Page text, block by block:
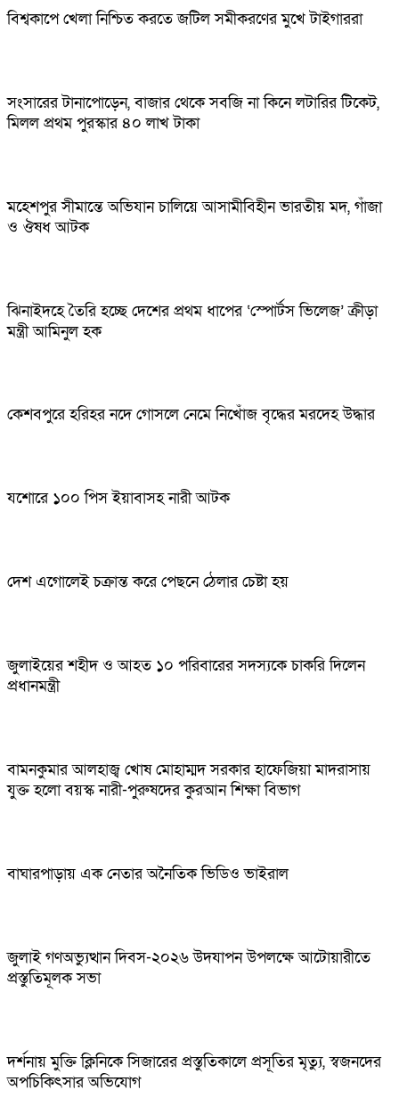
বিশ্বকাপে খেলা নিশ্চিত করতে জটিল সমীকরণের মুখে টাইগাররা
সংসারের টানাপোড়েন, বাজার থেকে সবজি না কিনে লটারির টিকেট,
মিলল প্রথম পুরস্কার ৪০ লাখ টাকা
মহেশপুর সীমান্তে অভিযান চালিয়ে আসামীবিহীন ভারতীয় মদ, গাঁজা
ও ঔষধ আটক
ঝিনাইদহে তৈরি হচ্ছে দেশের প্রথম ধাপের ‘স্পোর্টস ভিলেজ’ ক্রীড়া
মন্ত্রী আমিনুল হক
কেশবপুরে হরিহর নদে গোসলে নেমে নিখোঁজ বৃদ্ধের মরদেহ উদ্ধার
যশোরে ১০০ পিস ইয়াবাসহ নারী আটক
দেশ এগোলেই চক্রান্ত করে পেছনে ঠেলার চেষ্টা হয়
জুলাইয়ের শহীদ ও আহত ১০ পরিবারের সদস্যকে চাকরি দিলেন
প্রধানমন্ত্রী
বামনকুমার আলহাজ্ব খোষ মোহাম্মদ সরকার হাফেজিয়া মাদরাসায়
যুক্ত হলো বয়স্ক নারী-পুরুষদের কুরআন শিক্ষা বিভাগ
বাঘারপাড়ায় এক নেতার অনৈতিক ভিডিও ভাইরাল
জুলাই গণঅভ্যুত্থান দিবস-২০২৬ উদযাপন উপলক্ষে আটোয়ারীতে
প্রস্তুতিমূলক সভা
দর্শনায় মুক্তি ক্লিনিকে সিজারের প্রস্তুতিকালে প্রসূতির মৃত্যু, স্বজনদের
অপচিকিৎসার অভিযোগ